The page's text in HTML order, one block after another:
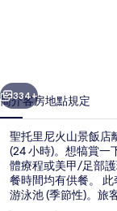
飯
店
的
相
片
個 下一個
334+
簡介客房地點規定
聖托里尼火山景飯店
(24 小時)。想犒賞一
體療程或美甲/足部
餐時間均有供餐。
游泳池 (季節性)。旅